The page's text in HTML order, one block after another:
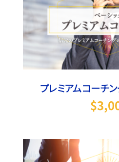
お買い物カゴに追
プレミアムコーチ
$
On Sale